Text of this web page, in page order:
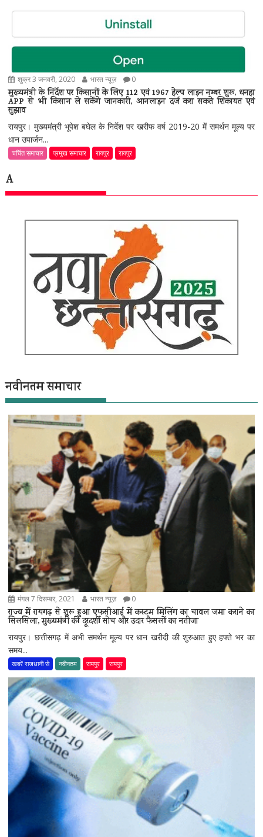
शुक्र 3 जनवरी, 2020 भारत न्यूज़ 0
मुख्यमंत्री के निर्देश पर किसानों के लिए 112 एवं 1967 हेल्प लाइन नम्बर शुरू, धनहा
APP से भी किसान ले सकेंगे जानकारी, आनलाइन दर्ज करा सकते शिकायत एवं
सुझाव
रायपुर। मुख्यमंत्री भूपेश बघेल के निर्देश पर खरीफ वर्ष 2019-20 में समर्थन मूल्य पर
धान उपार्जन...
चर्चित समाचार प्रमुख समाचार रायपुर रायपुर
A
नवीनतम समाचार
मंगल 7 दिसम्बर, 2021 भारत न्यूज़ 0
राज्य में रायगढ़ से शुरू हुआ एफसीआई में कस्टम मिलिंग का चावल जमा कराने का
सिलसिला, मुख्यमंत्री की दूरदर्शी सोच और उदार फैसलों का नतीजा
रायपुर। छत्तीसगढ़ में अभी समर्थन मूल्य पर धान खरीदी की शुरुआत हुए हफ्ते भर का
समय...
खबरें राजधानी से नवीनतम रायपुर रायपुर